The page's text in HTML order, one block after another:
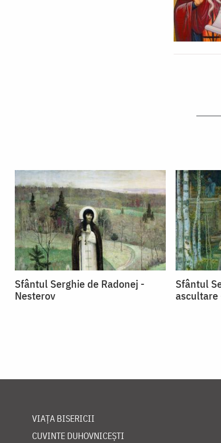
Sfântul Serghie de Radonej -
Nesterov
Sfântul
ascultare
VIAȚA BISERICII
CUVINTE DUHOVNICEȘTI